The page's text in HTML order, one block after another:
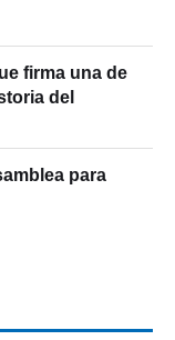
firma una de
del
para